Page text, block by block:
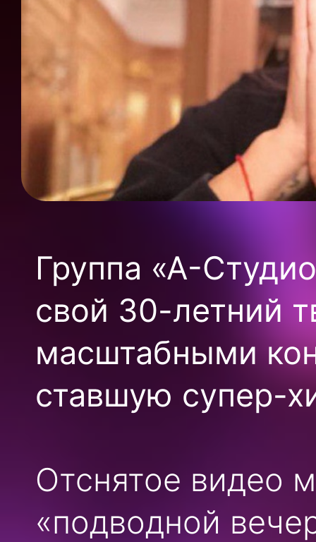
Группа «А-
свой 30-летний
масштабными
ставшую супер-
Отснятое видео
«подводной